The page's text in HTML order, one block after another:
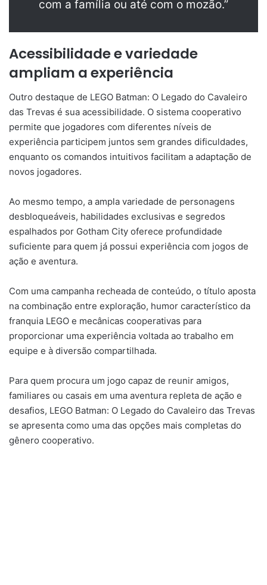
com a família ou até com o mozão.”
Acessibilidade e variedade
ampliam a experiência
Outro destaque de LEGO Batman: O Legado do Cavaleiro
das Trevas é sua acessibilidade. O sistema cooperativo
permite que jogadores com diferentes níveis de
experiência participem juntos sem grandes dificuldades,
enquanto os comandos intuitivos facilitam a adaptação de
novos jogadores.
Ao mesmo tempo, a ampla variedade de personagens
desbloqueáveis, habilidades exclusivas e segredos
espalhados por Gotham City oferece profundidade
suficiente para quem já possui experiência com jogos de
ação e aventura.
Com uma campanha recheada de conteúdo, o título aposta
na combinação entre exploração, humor característico da
franquia LEGO e mecânicas cooperativas para
proporcionar uma experiência voltada ao trabalho em
equipe e à diversão compartilhada.
Para quem procura um jogo capaz de reunir amigos,
familiares ou casais em uma aventura repleta de ação e
desafios, LEGO Batman: O Legado do Cavaleiro das Trevas
se apresenta como uma das opções mais completas do
gênero cooperativo.